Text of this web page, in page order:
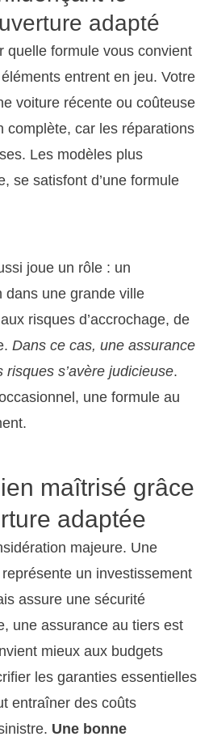
adapté
quelle formule vous convient
entrent en jeu. Votre
voiture récente ou coûteuse
complète, car les réparations
Les modèles plus
se satisfont d’une formule
joue un rôle : un
dans une grande ville
risques d’accrochage, de
Dans ce cas, une assurance
s’avère judicieuse.
une formule au
maîtrisé grâce
adaptée
majeure. Une
un investissement
assure une sécurité
une assurance au tiers est
mieux aux budgets
les garanties essentielles
entraîner des coûts
Une bonne